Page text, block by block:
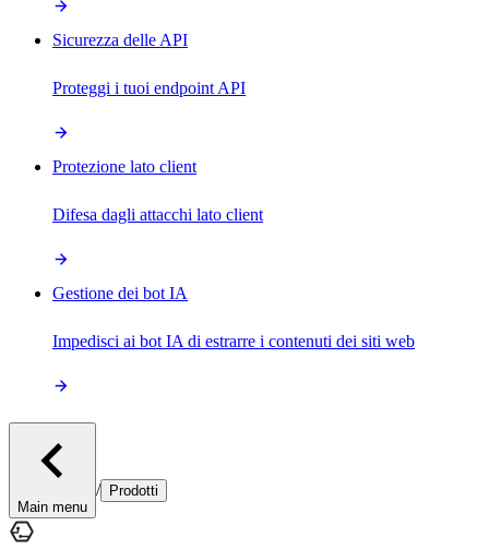
Sicurezza delle API
Proteggi i tuoi endpoint API
Protezione lato client
Difesa dagli attacchi lato client
Gestione dei bot IA
Impedisci ai bot IA di estrarre i contenuti dei siti web
Main menu
/ Prodotti